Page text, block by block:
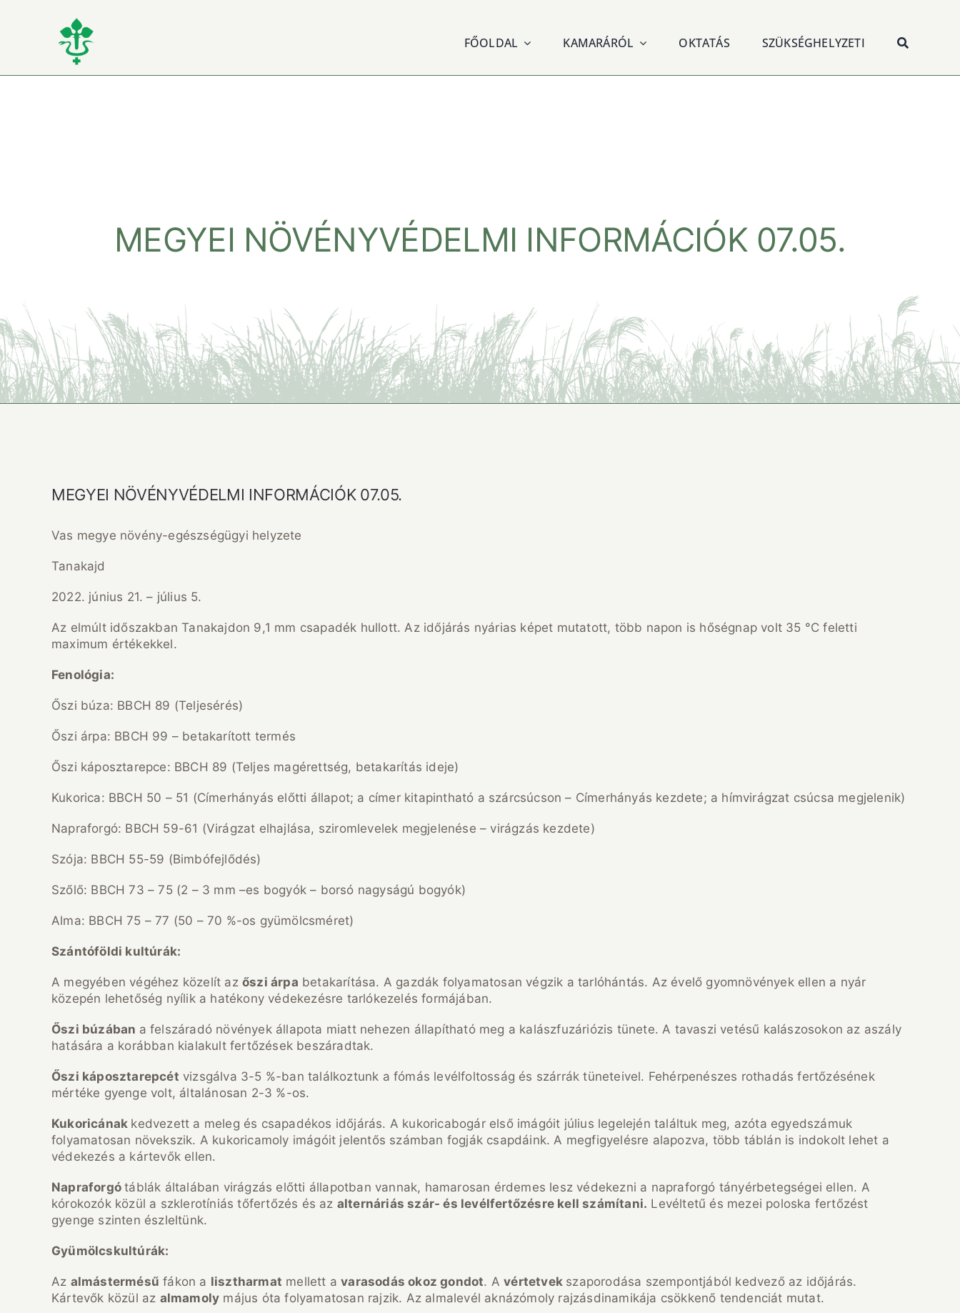
FŐOLDAL KAMARÁRÓL OKTATÁS SZÜKSÉGHELYZETI
MEGYEI NÖVÉNYVÉDELMI INFORMÁCIÓK 07.05.
MEGYEI NÖVÉNYVÉDELMI INFORMÁCIÓK 07.05.
Vas megye növény-egészségügyi helyzete
Tanakajd
2022. június 21. – július 5.
Az elmúlt időszakban Tanakajdon 9,1 mm csapadék hullott. Az időjárás nyárias képet mutatott, több napon is hőségnap volt 35 °C feletti
maximum értékekkel.
Fenológia:
Őszi búza: BBCH 89 (Teljesérés)
Őszi árpa: BBCH 99 – betakarított termés
Őszi káposztarepce: BBCH 89 (Teljes magérettség, betakarítás ideje)
Kukorica: BBCH 50 – 51 (Címerhányás előtti állapot; a címer kitapintható a szárcsúcson – Címerhányás kezdete; a hímvirágzat csúcsa megjelenik)
Napraforgó: BBCH 59-61 (Virágzat elhajlása, sziromlevelek megjelenése – virágzás kezdete)
Szója: BBCH 55-59 (Bimbófejlődés)
Szőlő: BBCH 73 – 75 (2 – 3 mm –es bogyók – borsó nagyságú bogyók)
Alma: BBCH 75 – 77 (50 – 70 %-os gyümölcsméret)
Szántóföldi kultúrák:
A megyében végéhez közelít az őszi árpa betakarítása. A gazdák folyamatosan végzik a tarlóhántás. Az évelő gyomnövények ellen a nyár
közepén lehetőség nyílik a hatékony védekezésre tarlókezelés formájában.
Őszi búzában a felszáradó növények állapota miatt nehezen állapítható meg a kalászfuzáriózis tünete. A tavaszi vetésű kalászosokon az aszály
hatására a korábban kialakult fertőzések beszáradtak.
Őszi káposztarepcét vizsgálva 3-5 %-ban találkoztunk a fómás levélfoltosság és szárrák tüneteivel. Fehérpenészes rothadás fertőzésének
mértéke gyenge volt, általánosan 2-3 %-os.
Kukoricának kedvezett a meleg és csapadékos időjárás. A kukoricabogár első imágóit július legelején találtuk meg, azóta egyedszámuk
folyamatosan növekszik. A kukoricamoly imágóit jelentős számban fogják csapdáink. A megfigyelésre alapozva, több táblán is indokolt lehet a
védekezés a kártevők ellen.
Napraforgótáblák általában virágzás előtti állapotban vannak, hamarosan érdemes lesz védekezni a napraforgó tányérbetegségei ellen. A
kórokozók közül a szklerotíniás tőfertőzés és az alternáriás szár- és levélfertőzésre kell számítani. Levéltetű és mezei poloska fertőzést
gyenge szinten észleltünk.
Gyümölcskultúrák:
Az almástermésű fákon a lisztharmat mellett avarasodás okoz gondot. Avértetvek szaporodása szempontjából kedvező az időjárás.
Kártevők közül az almamoly május óta folyamatosan rajzik. Az almalevél aknázómoly rajzásdinamikája csökkenő tendenciát mutat.